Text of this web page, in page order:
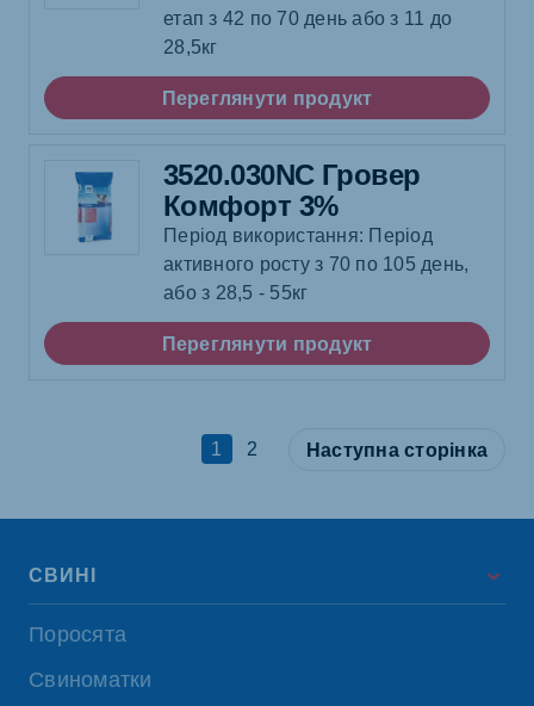
етап з 42 по 70 день або з 11 до
28,5кг
Переглянути продукт
3520.030NC Гровер
Комфорт 3%
Період використання: Період
активного росту з 70 по 105 день,
або з 28,5 - 55кг
Переглянути продукт
1 2 Наступна сторінка
СВИНІ
Поросята
Свиноматки